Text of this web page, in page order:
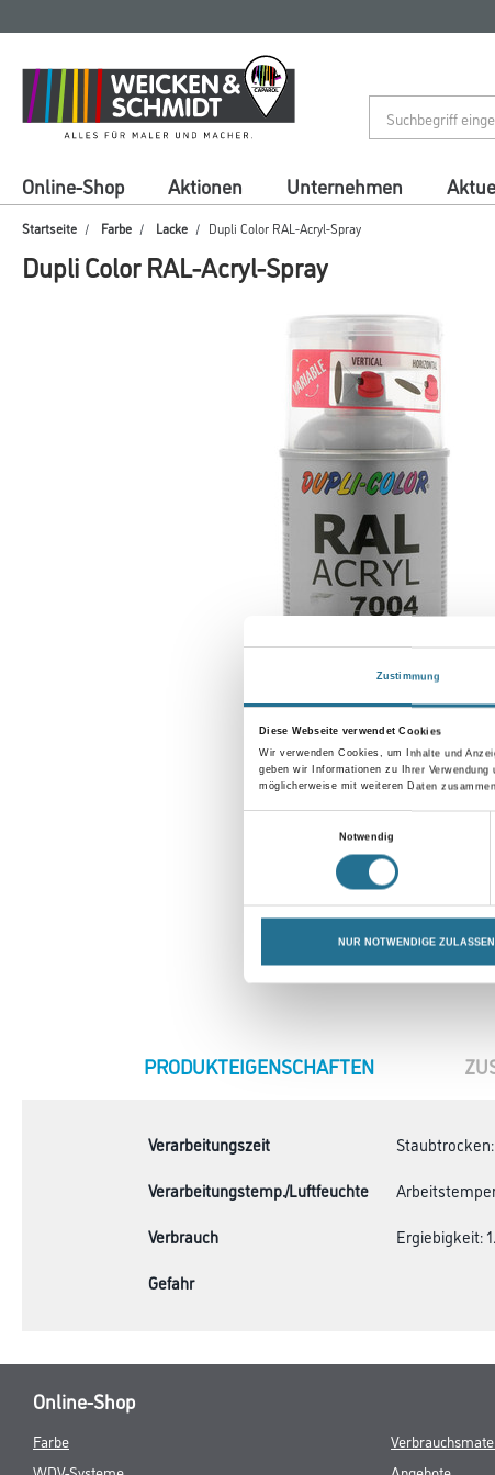
Zustimmung
Diese Webseite verwendet Cookies
Wir verwenden Cookies, um Inhalte und
geben wir Informationen zu Ihrer
möglicherweise mit weiteren Daten
Notwendig
NUR NOTWENDIGE ZULASSEN
springen
springen
Online-Shop Aktionen Unternehmen
Startseite Farbe Lacke Dupli Color RAL-Acryl-Spray
Dupli Color RAL-Acryl-Spray
CURRENT
PRODUKTEIGENSCHAFTEN
Verarbeitungszeit
Verarbeitungstemp./Luftfeuchte
Verbrauch
Ergiebigkeit:
Gefahr
Online-Shop
Farbe